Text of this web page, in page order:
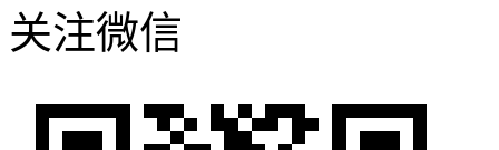
关注微信